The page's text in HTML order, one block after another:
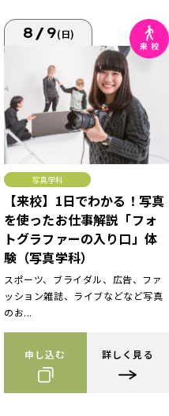
8/9(日)
写真学科
【来校】1日でわかる！写真
を使ったお仕事解説「フォ
トグラファーの入り口」体
験（写真学科）
スポーツ、ブライダル、広告、ファ
ッション雑誌、ライブなどなど写真
のお...
申し込む 詳しく見る